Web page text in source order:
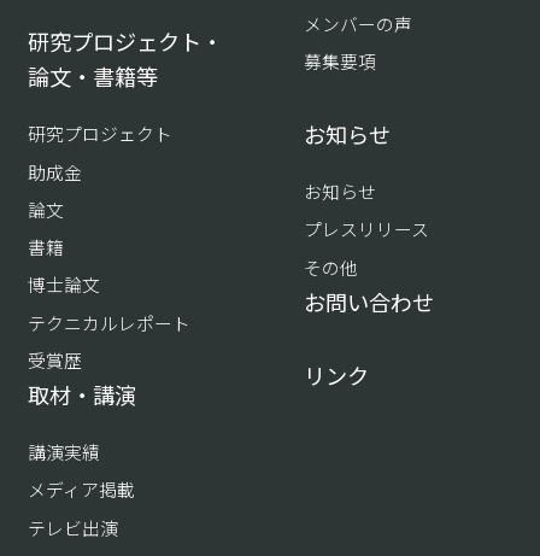
研究プロジェクト・
論文・書籍等
研究プロジェクト
助成金
論文
書籍
博士論文
テクニカルレポート
受賞歴
取材・講演
講演実績
メディア掲載
テレビ出演
メンバーの声
募集要項
お知らせ
お知らせ
プレスリリース
その他
お問い合わせ
リンク